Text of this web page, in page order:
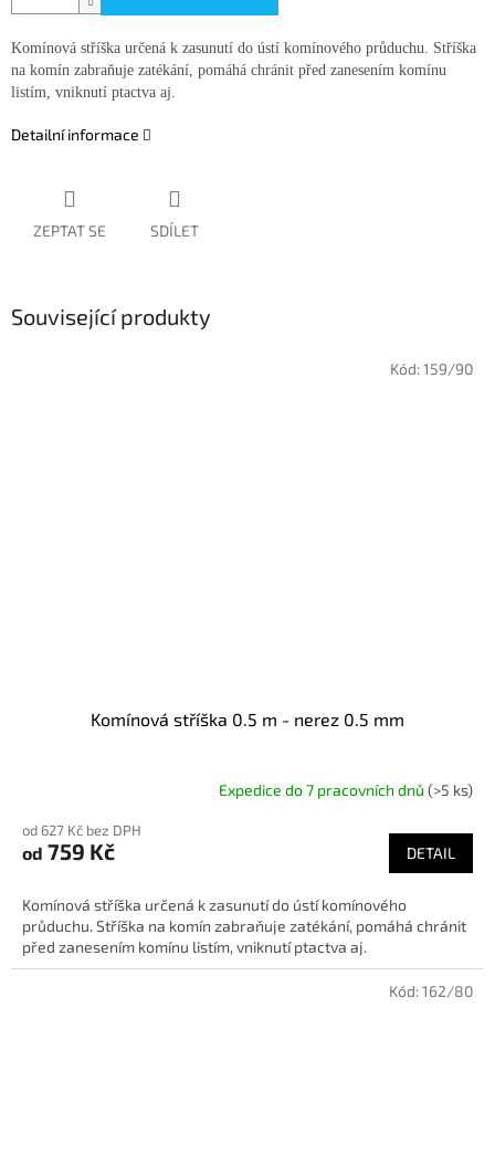
Komínová stříška určená k zasunutí do ústí komínového průduchu. Stříška
na komín zabraňuje zatékání, pomáhá chránit před zanesením komínu
listím, vniknutí ptactva aj.
Detailní informace
ZEPTAT SE SDÍLET
Související produkty
Komínová stříška 0.5 m - nerez 0.5 mm
Expedice do 7 pracovních dnů (>5 ks)
od 627 Kč bez DPH
od 759 Kč DETAIL
Komínová stříška určená k zasunutí do ústí komínového
průduchu. Stříška na komín zabraňuje zatékání, pomáhá chránit
před zanesením komínu listím, vniknutí ptactva aj.
Kód:159/90
Kód:162/80